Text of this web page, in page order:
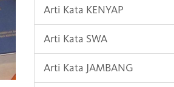
Arti Kata KENYAP
Arti Kata SWA
Arti Kata JAMBANG